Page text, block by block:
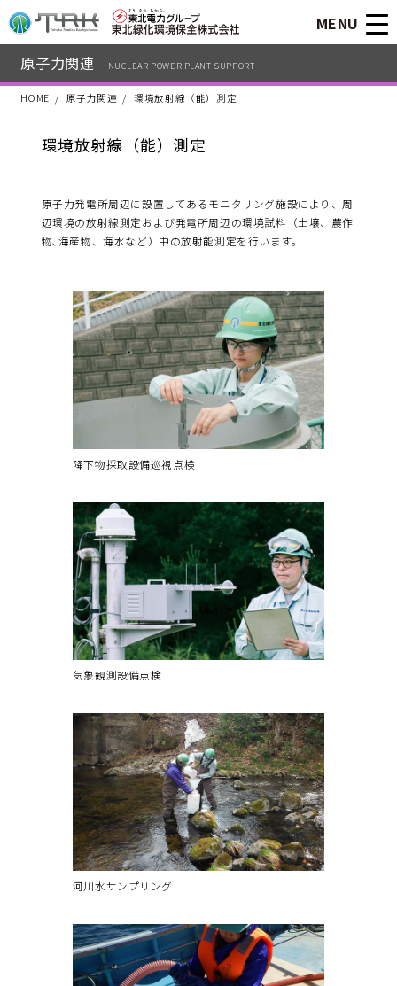
MENU
HOME 原子力関連 環境放射線（能）測定
原子力関連 NUCLEAR POWER PLANT SUPPORT
環境放射線（能）測定
原子力発電所周辺に設置してあるモニタリング施設により、周
辺環境の放射線測定および発電所周辺の環境試料（土壌、農作
物､海産物、海水など）中の放射能測定を行います。
降下物採取設備巡視点検
気象観測設備点検
河川水サンプリング